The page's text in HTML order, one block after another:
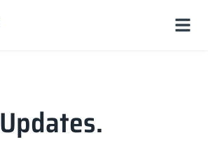
Updates.